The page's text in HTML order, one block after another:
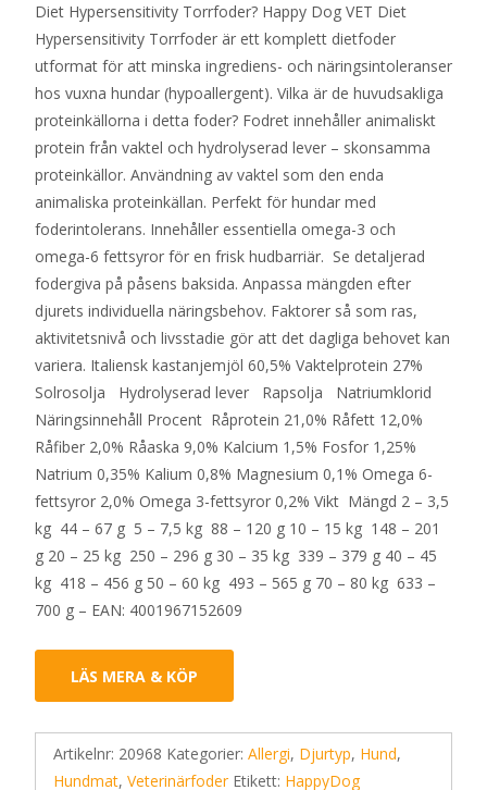
Diet Hypersensitivity Torrfoder? Happy Dog VET Diet
Hypersensitivity Torrfoder är ett komplett dietfoder
utformat för att minska ingrediens- och näringsintoleranser
hos vuxna hundar (hypoallergent). Vilka är de huvudsakliga
proteinkällorna i detta foder? Fodret innehåller animaliskt
protein från vaktel och hydrolyserad lever – skonsamma
proteinkällor. Användning av vaktel som den enda
animaliska proteinkällan. Perfekt för hundar med
foderintolerans. Innehåller essentiella omega-3 och
omega-6 fettsyror för en frisk hudbarriär. Se detaljerad
fodergiva på påsens baksida. Anpassa mängden efter
djurets individuella näringsbehov. Faktorer så som ras,
aktivitetsnivå och livsstadie gör att det dagliga behovet kan
variera. Italiensk kastanjemjöl 60,5% Vaktelprotein 27%
Solrosolja Hydrolyserad lever Rapsolja Natriumklorid
Näringsinnehåll Procent Råprotein 21,0% Råfett 12,0%
Råfiber 2,0% Råaska 9,0% Kalcium 1,5% Fosfor 1,25%
Natrium 0,35% Kalium 0,8% Magnesium 0,1% Omega 6-
fettsyror 2,0% Omega 3-fettsyror 0,2% Vikt Mängd 2 – 3,5
kg 44 – 67 g 5 – 7,5 kg 88 – 120 g 10 – 15 kg 148 – 201
g 20 – 25 kg 250 – 296 g 30 – 35 kg 339 – 379 g 40 – 45
kg 418 – 456 g 50 – 60 kg 493 – 565 g 70 – 80 kg 633 –
700 g – EAN: 4001967152609
LÄS MERA & KÖP
Artikelnr: 20968 Kategorier: Allergi, Djurtyp, Hund,
Hundmat, Veterinärfoder Etikett: HappyDog